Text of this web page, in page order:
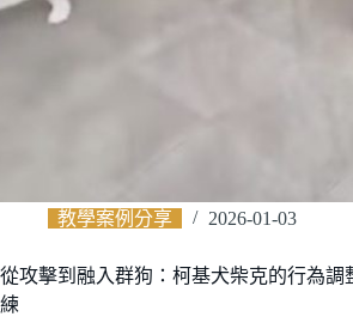
教學案例分享 2026-01-03
從攻擊到融入群狗：柯基犬柴克的行為調
練